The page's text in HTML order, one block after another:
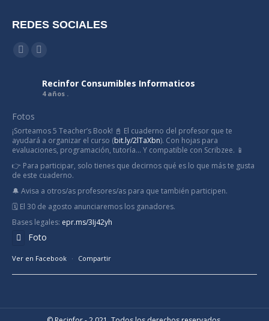
REDES SOCIALES
Encuéntranos en:
Facebook
Linkedin
Recinfor Consumibles Informaticos
4 años .
Fotos
¡Sorteamos 5 Teacher’s Book! 📓 El cuaderno del profesor que te
ayudará a organizar el curso (bit.ly/2lTaXbn). Con hojas para
evaluaciones, programación, tutoría... Y compatible con Scribzee. 📱
👉 Para participar, solo tienes que decirnos qué es lo que más te gusta
de este cuaderno.
🔔 Avisa a otros/as profesores/as para que también participen.
🗓️ El 30 de agosto anunciaremos los ganadores.
Bases legales: epr.ms/3Ij42yh
Foto
Ver en Facebook · Compartir